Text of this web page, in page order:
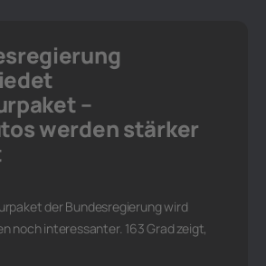
–
werden stärker
der Bundesregierung wird
noch interessanter. 163 Grad zeigt,